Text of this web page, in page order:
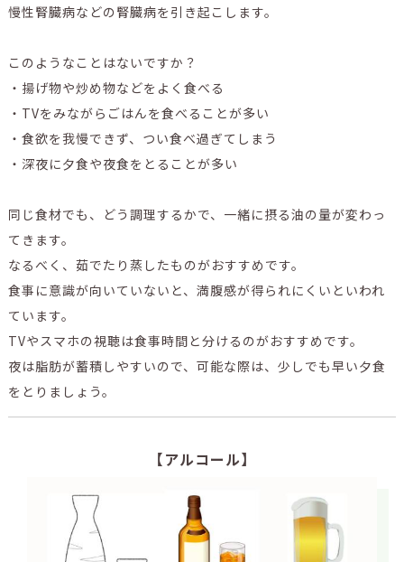
慢性腎臓病などの腎臓病を引き起こします。
このようなことはないですか？
・揚げ物や炒め物などをよく食べる
・TVをみながらごはんを食べることが多い
・食欲を我慢できず、つい食べ過ぎてしまう
・深夜に夕食や夜食をとることが多い
同じ食材でも、どう調理するかで、一緒に摂る油の量が変わっ
てきます。
なるべく、茹でたり蒸したものがおすすめです。
食事に意識が向いていないと、満腹感が得られにくいといわれ
ています。
TVやスマホの視聴は食事時間と分けるのがおすすめです。
夜は脂肪が蓄積しやすいので、可能な際は、少しでも早い夕食
をとりましょう。
【アルコール】